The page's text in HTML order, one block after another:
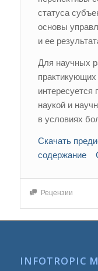
статуса
основы
и ее
Для научных
практикующих
интересуется
наукой и
в условиях
Скачать
содержание
Рецензии
INFOTROPIC